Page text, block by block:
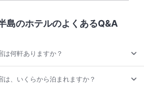
島のホテルのよくあるQ&A
は何軒ありますか？
、いくらから泊まれますか？